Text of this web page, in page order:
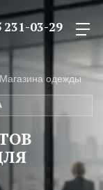
231-03-29
Магазина одежды